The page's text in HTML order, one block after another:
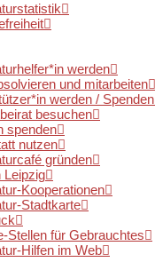
werden
und mitarbeiten
werden / Spenden
besuchen
spenden
nutzen
gründen
Leipzig
Kooperationen
Stadtkarte
Stellen für Gebrauchtes
Hilfen im Web